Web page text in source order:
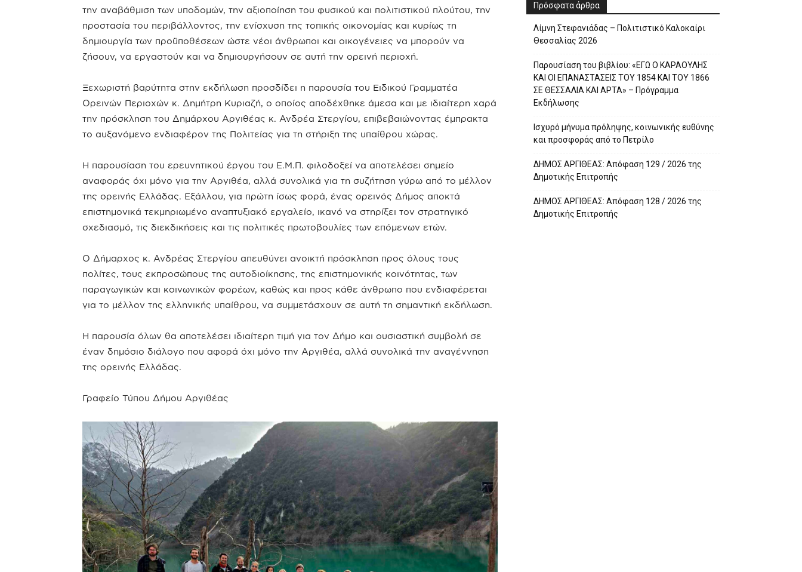
την αναβάθμιση των υποδομών, την αξιοποίηση του φυσικού και πολιτιστικού πλούτου, την
προστασία του περιβάλλοντος, την ενίσχυση της τοπικής οικονομίας και κυρίως τη
δημιουργία των προϋποθέσεων ώστε νέοι άνθρωποι και οικογένειες να μπορούν να
ζήσουν, να εργαστούν και να δημιουργήσουν σε αυτή την ορεινή περιοχή.
Ξεχωριστή βαρύτητα στην εκδήλωση προσδίδει η παρουσία του Ειδικού Γραμματέα
Ορεινών Περιοχών κ. Δημήτρη Κυριαζή, ο οποίος αποδέχθηκε άμεσα και με ιδιαίτερη χαρά
την πρόσκληση του Δημάρχου Αργιθέας κ. Ανδρέα Στεργίου, επιβεβαιώνοντας έμπρακτα
το αυξανόμενο ενδιαφέρον της Πολιτείας για τη στήριξη της υπαίθρου χώρας.
Η παρουσίαση του ερευνητικού έργου του Ε.Μ.Π. φιλοδοξεί να αποτελέσει σημείο
αναφοράς όχι μόνο για την Αργιθέα, αλλά συνολικά για τη συζήτηση γύρω από το μέλλον
της ορεινής Ελλάδας. Εξάλλου, για πρώτη ίσως φορά, ένας ορεινός Δήμος αποκτά
επιστημονικά τεκμηριωμένο αναπτυξιακό εργαλείο, ικανό να στηρίξει τον στρατηγικό
σχεδιασμό, τις διεκδικήσεις και τις πολιτικές πρωτοβουλίες των επόμενων ετών.
Ο Δήμαρχος κ. Ανδρέας Στεργίου απευθύνει ανοικτή πρόσκληση προς όλους τους
πολίτες, τους εκπροσώπους της αυτοδιοίκησης, της επιστημονικής κοινότητας, των
παραγωγικών και κοινωνικών φορέων, καθώς και προς κάθε άνθρωπο που ενδιαφέρεται
για το μέλλον της ελληνικής υπαίθρου, να συμμετάσχουν σε αυτή τη σημαντική εκδήλωση.
Η παρουσία όλων θα αποτελέσει ιδιαίτερη τιμή για τον Δήμο και ουσιαστική συμβολή σε
έναν δημόσιο διάλογο που αφορά όχι μόνο την Αργιθέα, αλλά συνολικά την αναγέννηση
της ορεινής Ελλάδας.
Γραφείο Τύπου Δήμου Αργιθέας
Πρόσφατα άρθρα
Λίμνη Στεφανιάδας – Πολιτιστικό Καλοκαίρι
Θεσσαλίας 2026
Παρουσίαση του βιβλίου: «ΕΓΩ Ο ΚΑΡΑΟΥΛΗΣ
ΚΑΙ ΟΙ ΕΠΑΝΑΣΤΑΣΕΙΣ ΤΟΥ 1854 ΚΑΙ ΤΟΥ 1866
ΣΕ ΘΕΣΣΑΛΙΑ ΚΑΙ ΑΡΤΑ» – Πρόγραμμα
Εκδήλωσης
Ισχυρό μήνυμα πρόληψης, κοινωνικής ευθύνης
και προσφοράς από το Πετρίλο
ΔΗΜΟΣ ΑΡΓΙΘΕΑΣ: Απόφαση 129 / 2026 της
Δημοτικής Επιτροπής
ΔΗΜΟΣ ΑΡΓΙΘΕΑΣ: Απόφαση 128 / 2026 της
Δημοτικής Επιτροπής